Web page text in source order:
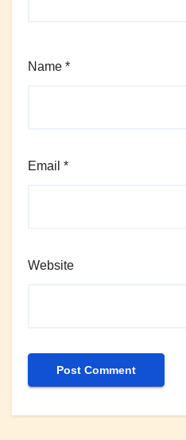
Name *
Email *
Website